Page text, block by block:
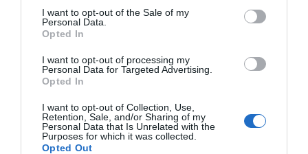
consent section.
I want to opt-out of the Sale of my
Personal Data.
Opted In
I want to opt-out of processing my
Personal Data for Targeted Advertising.
Opted In
I want to opt-out of Collection, Use,
Retention, Sale, and/or Sharing of my
Personal Data that Is Unrelated with the
Purposes for which it was collected.
Opted Out